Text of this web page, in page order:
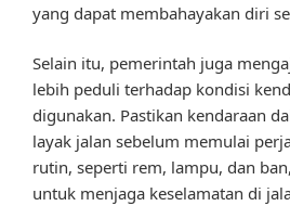
yang dapat membahayakan diri
Selain itu, pemerintah juga
lebih peduli terhadap kondisi
digunakan. Pastikan kendaraan
layak jalan sebelum memulai
rutin, seperti rem, lampu, dan
untuk menjaga keselamatan di